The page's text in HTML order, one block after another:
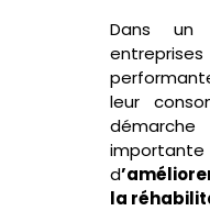
Dans
leur
d
la